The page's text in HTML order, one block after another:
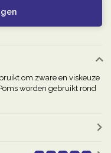
om zware en viskeuze
worden gebruikt rond